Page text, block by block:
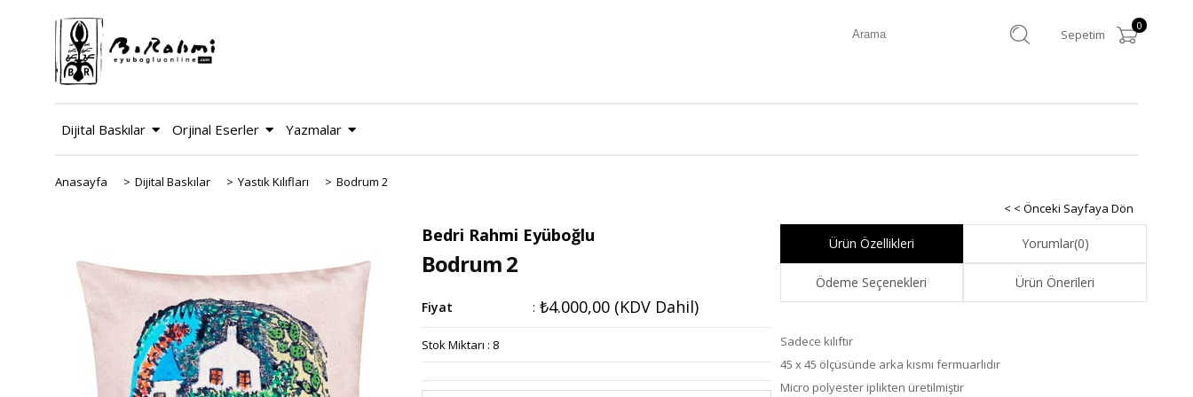
Sepetim
0
Dijital Baskılar Orjinal Eserler Yazmalar
Anasayfa > Dijital Baskılar > Yastık Kılıfları > Bodrum 2
< < Önceki Sayfaya Dön
Bedri Rahmi Eyüboğlu
Bodrum 2
Fiyat : ₺4.000,00 (KDV Dahil)
Stok Miktarı : 8
Ürün Özellikleri Yorumlar(0)
Ödeme Seçenekleri Ürün Önerileri
Sadece kılıftır
45 x 45 ölçüsünde arka kısmı fermuarlıdır
Micro polyester iplikten üretilmiştir